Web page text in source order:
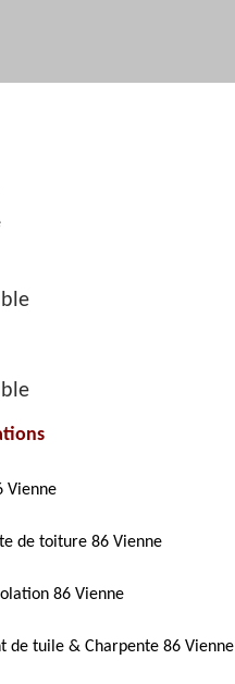
Vienne
de toiture 86 Vienne
86 Vienne
de tuile & Charpente 86 Vienne